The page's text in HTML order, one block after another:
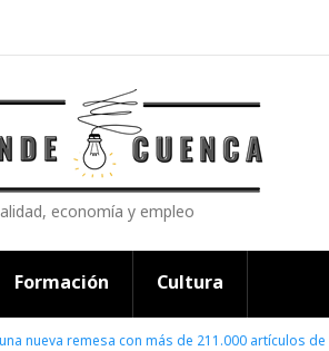
economía y empleo
Formación Cultura
nueva remesa con más de 211.000 artículos